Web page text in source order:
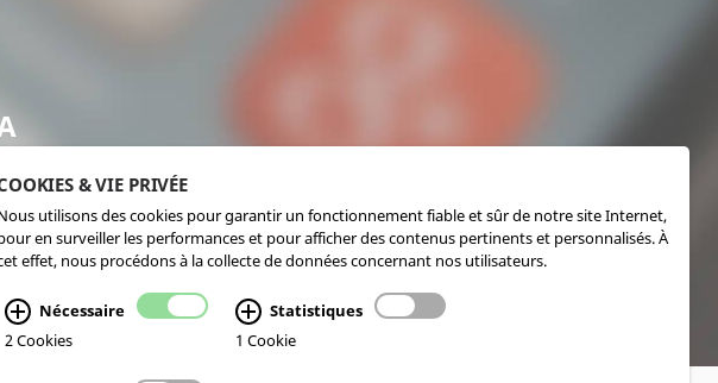
& VIE PRIVÉE
utilisons des cookies pour garantir un fonctionnement fiable et sûr de notre site Internet,
en surveiller les performances et pour afficher des contenus pertinents et personnalisés. À
effet, nous procédons à la collecte de données concernant nos utilisateurs.
Nécessaire
2 Cookies
Statistiques
1 Cookie